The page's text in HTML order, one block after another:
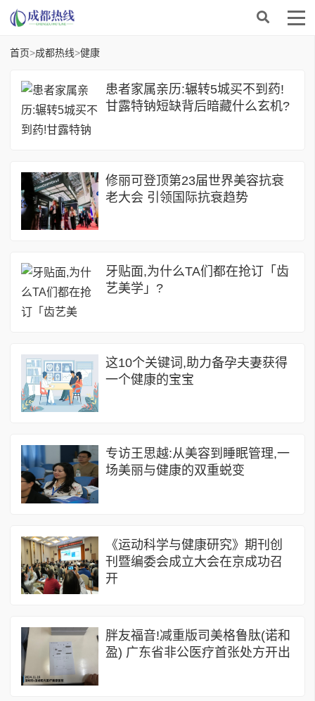
首页>成都热线>健康
患者家属亲历:辗转5城买不到药!
甘露特钠短缺背后暗藏什么玄机?
修丽可登顶第23届世界美容抗衰
老大会 引领国际抗衰趋势
牙贴面,为什么TA们都在抢订「齿
艺美学」?
这10个关键词,助力备孕夫妻获得
一个健康的宝宝
专访王思越:从美容到睡眠管理,一
场美丽与健康的双重蜕变
《运动科学与健康研究》期刊创
刊暨编委会成立大会在京成功召
开
胖友福音!减重版司美格鲁肽(诺和
盈) 广东省非公医疗首张处方开出